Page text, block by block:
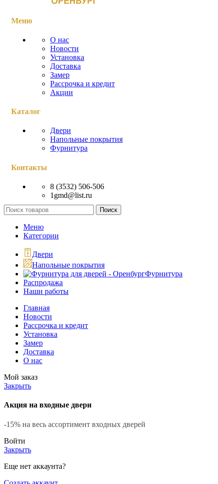
Меню
О нас
Новости
Установка
Доставка
Замер
Рассрочка и кредит
Акции
Каталог
Двери
Напольные покрытия
Фурнитура
Контакты
8 (3532) 506-506
1gmd@list.ru
Поиск
Меню
Категории
Двери
Напольные покрытия
Фурнитура
Распродажа
Наши работы
Главная
Новости
Рассрочка и кредит
Установка
Замер
Доставка
О нас
Мой заказ
Закрыть
Акция на входные двери
-15% на весь ассортимент входных дверей
Войти
Закрыть
Еще нет аккаунта?